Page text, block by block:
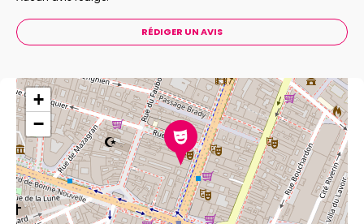
RÉDIGER UN AVIS
+
−